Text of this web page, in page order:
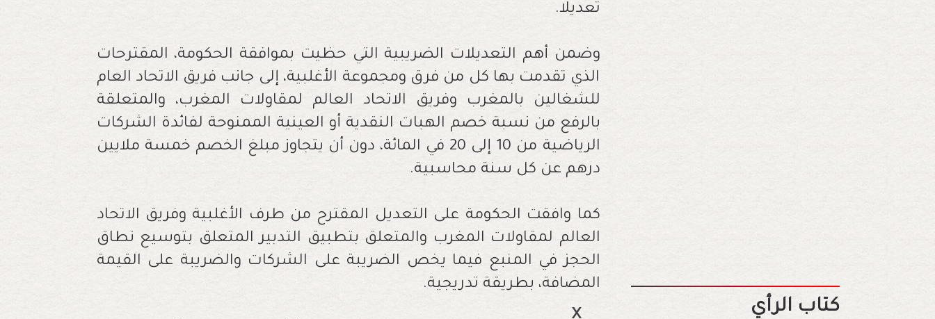
تعديلا.
وضمن أهم التعديلات الضريبية التي حظيت بموافقة الحكومة، المقترحات
الذي تقدمت بها كل من فرق ومجموعة الأغلبية، إلى جانب فريق الاتحاد العام
للشغالين بالمغرب وفريق الاتحاد العالم لمقاولات المغرب، والمتعلقة
بالرفع من نسبة خصم الهبات النقدية أو العينية الممنوحة لفائدة الشركات
الرياضية من 10 إلى 20 في المائة، دون أن يتجاوز مبلغ الخصم خمسة ملايين
درهم عن كل سنة محاسبية.
كما وافقت الحكومة على التعديل المقترح من طرف الأغلبية وفريق الاتحاد
العالم لمقاولات المغرب والمتعلق بتطبيق التدبير المتعلق بتوسيع نطاق
الحجز في المنبع فيما يخص الضريبة على الشركات والضريبة على القيمة
المضافة، بطريقة تدريجية.
كتاب الرأي